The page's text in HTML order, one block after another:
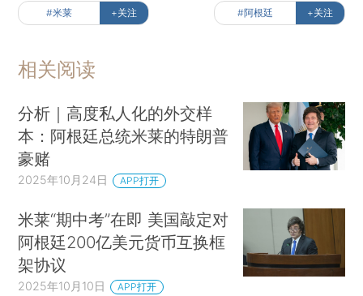
#米莱 +关注 #阿根廷 +关注
相关阅读
分析｜高度私人化的外交样
本：阿根廷总统米莱的特朗普
豪赌
2025年10月24日 APP打开
米莱“期中考”在即 美国敲定对
阿根廷200亿美元货币互换框
架协议
2025年10月10日 APP打开